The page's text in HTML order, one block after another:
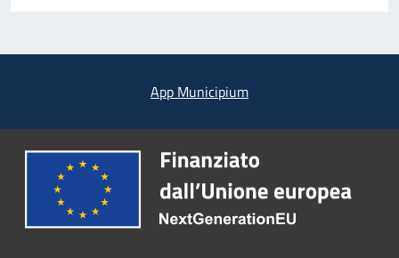
App Municipium